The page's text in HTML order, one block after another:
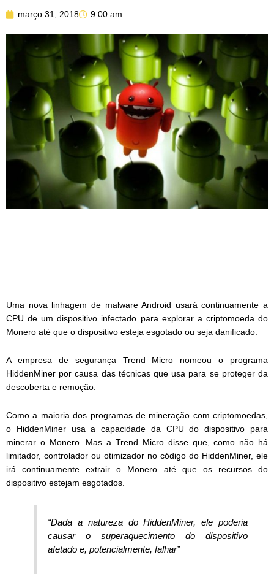
março 31, 2018 9:00 am
Uma nova linhagem de malware Android usará continuamente a
CPU de um dispositivo infectado para explorar a criptomoeda do
Monero até que o dispositivo esteja esgotado ou seja danificado.
A empresa de segurança Trend Micro nomeou o programa
HiddenMiner por causa das técnicas que usa para se proteger da
descoberta e remoção.
Como a maioria dos programas de mineração com criptomoedas,
o HiddenMiner usa a capacidade da CPU do dispositivo para
minerar o Monero. Mas a Trend Micro disse que, como não há
limitador, controlador ou otimizador no código do HiddenMiner, ele
irá continuamente extrair o Monero até que os recursos do
dispositivo estejam esgotados.
“Dada a natureza do HiddenMiner, ele poderia
causar o superaquecimento do dispositivo
afetado e, potencialmente, falhar”